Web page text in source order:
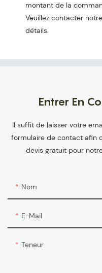
montant de la
Veuillez contacter
détails.
Entrer En
Il suffit de laisser votre
formulaire de contact afin
devis gratuit pour
Nom
E-Mail
Teneur